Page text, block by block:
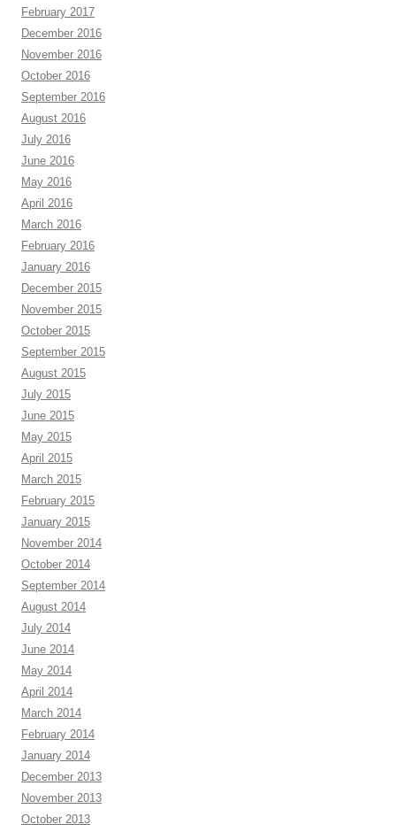
February 2017
December 2016
November 2016
October 2016
September 2016
August 2016
July 2016
June 2016
May 2016
April 2016
March 2016
February 2016
January 2016
December 2015
November 2015
October 2015
September 2015
August 2015
July 2015
June 2015
May 2015
April 2015
March 2015
February 2015
January 2015
November 2014
October 2014
September 2014
August 2014
July 2014
June 2014
May 2014
April 2014
March 2014
February 2014
January 2014
December 2013
November 2013
October 2013